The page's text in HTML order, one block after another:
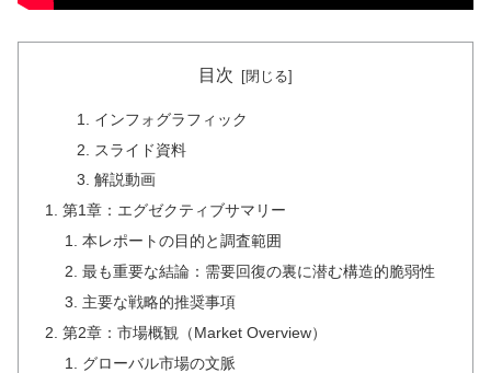
目次
インフォグラフィック
スライド資料
解説動画
第1章：エグゼクティブサマリー
本レポートの目的と調査範囲
最も重要な結論：需要回復の裏に潜む構造的脆弱性
主要な戦略的推奨事項
第2章：市場概観（Market Overview）
グローバル市場の文脈